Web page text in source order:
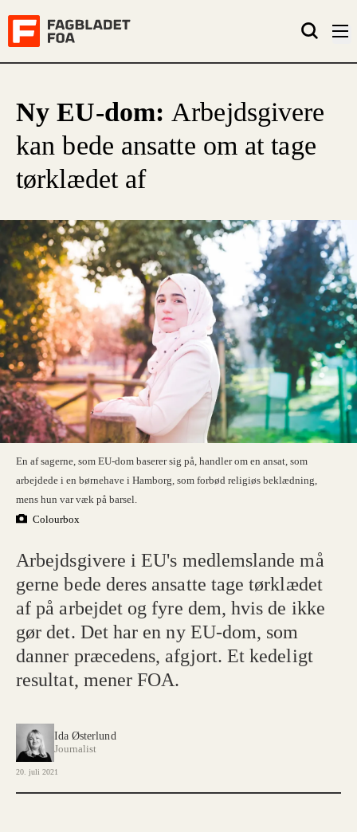
Ny EU-dom: Arbejdsgivere
kan bede ansatte om at tage
tørklædet af
En af sagerne, som EU-dom baserer sig på, handler om en ansat, som
arbejdede i en børnehave i Hamborg, som forbød religiøs beklædning,
mens hun var væk på barsel.
Colourbox
Arbejdsgivere i EU's medlemslande må
gerne bede deres ansatte tage tørklædet
af på arbejdet og fyre dem, hvis de ikke
gør det. Det har en ny EU-dom, som
danner præcedens, afgjort. Et kedeligt
resultat, mener FOA.
Ida Østerlund
Journalist
20. juli 2021